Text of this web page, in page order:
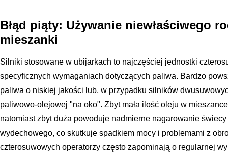
Błąd piąty: Używanie niewłaściwego
mieszanki
Silniki stosowane w ubijarkach to najczęściej jednostki
specyficznych wymaganiach dotyczących paliwa. Bardzo
paliwa o niskiej jakości lub, w przypadku silników
paliwowo-olejowej "na oko". Zbyt mała ilość oleju w
natomiast zbyt duża powoduje nadmierne nagarowanie świecy
wydechowego, co skutkuje spadkiem mocy i problemami z
czterosuwowych operatorzy często zapominają o regularnej